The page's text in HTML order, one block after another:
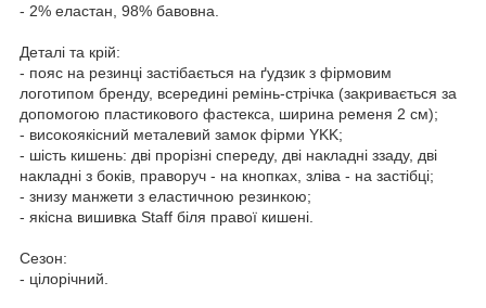
- 2% еластан, 98% бавовна.
Деталі та крій:
- пояс на резинці застібається на ґудзик з фірмовим
логотипом бренду, всередині ремінь-стрічка (закривається за
допомогою пластикового фастекса, ширина ременя 2 см);
- високоякісний металевий замок фірми YKK;
- шість кишень: дві прорізні спереду, дві накладні ззаду, дві
накладні з боків, праворуч - на кнопках, зліва - на застібці;
- знизу манжети з еластичною резинкою;
- якісна вишивка Staff біля правої кишені.
Сезон:
- цілорічний.